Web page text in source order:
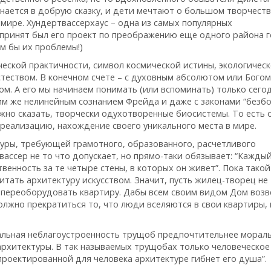
в добрую сказку, и дети мечтают о большом
Хундертвассерхаус – одна из самых популярных
был его проект по преображению еще одного района
бы их проблемы!)
практичности, символ космической истины,
В конечном счете – с духовным абсолютом или
А его мы начинаем понимать (или вспоминать) только
же нелинейным сознанием Фрейда и даже с законами
сказать, творчески одухотворенные биосистемы. То есть
нахождение своего уникального места в мире.
требующей грамотного, образованного, расчетливого
не то что допускает, но прямо-таки обязывает:
за те четыре стены, в которых он живет”. Пока такой
архитектуру искусством. Значит, пусть жилец-творец не
переоборудовать квартиру. Дабы всем своим видом Дом
прекратиться то, что люди вселяются в свои квартиры,
неблагоустроенность трущоб предпочтительнее
В так называемых трущобах только
для человека архитектуре гибнет его душа”.